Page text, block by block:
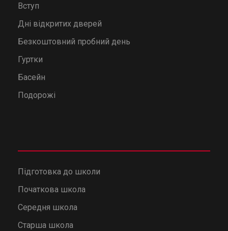
Вступ
Дні відкритих дверей
Безкоштовний пробний день
Гуртки
Басейн
Подорожі
Підготовка до школи
Початкова школа
Середня школа
Старша школа